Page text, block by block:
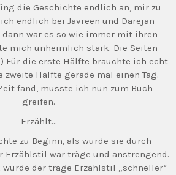
die Geschichte endlich an, mir zu
endlich bei Javreen und Darejan
dann war es so wie immer mit ihren
mich unheimlich stark. Die Seiten
Für die erste Hälfte brauchte ich echt
zweite Hälfte gerade mal einen Tag.
fand, musste ich nun zum Buch
greifen.
Erzählt…
zu Beginn, als würde sie durch
Erzählstil war träge und anstrengend.
der träge Erzählstil „schneller“